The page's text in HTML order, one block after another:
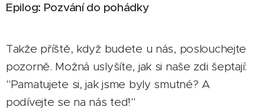
Epilog: Pozvání do pohádky
Takže příště, když budete u nás, poslouchejte
pozorně. Možná uslyšíte, jak si naše zdi šeptají:
"Pamatujete si, jak jsme byly smutné? A
podívejte se na nás teď!"